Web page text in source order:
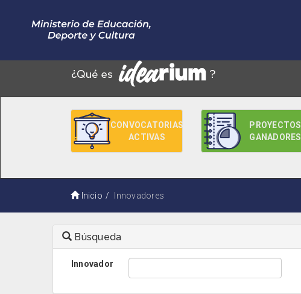
CONVOCATORIAS
ACTIVAS
PROYECTOS
GANADORES
Inicio Innovadores
Búsqueda
Innovador